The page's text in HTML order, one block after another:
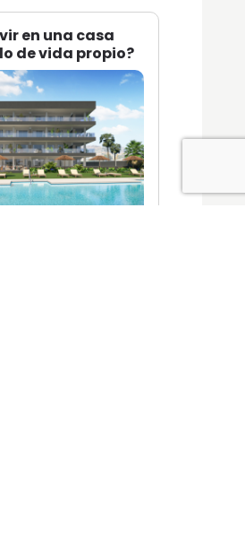
en una casa
de vida propio?